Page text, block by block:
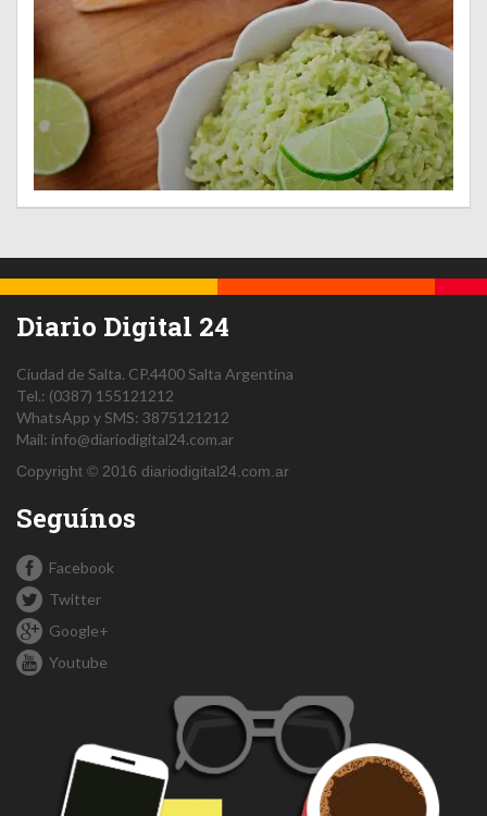
Diario Digital 24
Ciudad de Salta. CP.4400Salta Argentina
Tel.: (0387) 155121212
WhatsApp y SMS: 3875121212
Mail: info@diariodigital24.com.ar
Copyright © 2016 diariodigital24.com.ar
Seguínos
Facebook
Twitter
Google+
Youtube